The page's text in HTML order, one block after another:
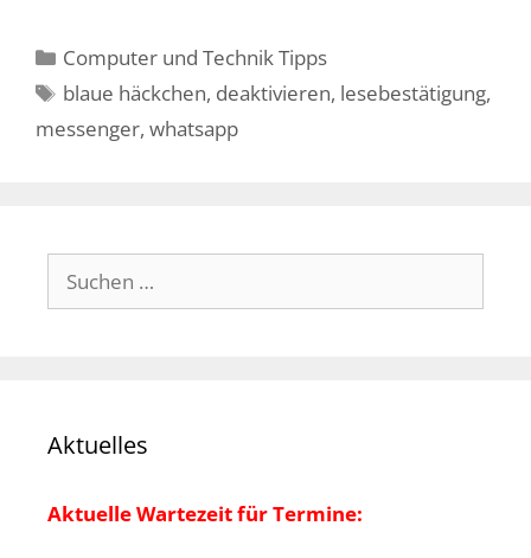
Kategorien
Computer und Technik Tipps
Schlagwörter
blaue häckchen, deaktivieren, lesebestätigung,
messenger, whatsapp
nach:
Aktuelles
Aktuelle Wartezeit für Termine: